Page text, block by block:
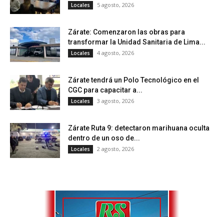
Locales 5 agosto, 2026
Zárate: Comenzaron las obras para
transformar la Unidad Sanitaria de Lima...
Locales 4 agosto, 2026
Zárate tendrá un Polo Tecnológico en el
CGC para capacitar a...
Locales 3 agosto, 2026
Zárate Ruta 9: detectaron marihuana oculta
dentro de un oso de...
Locales 2 agosto, 2026